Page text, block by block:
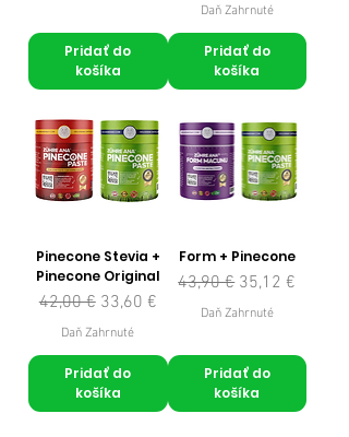
Pridať do
košíka
Daň Zahrnuté
Pridať do
košíka
Pinecone Stevia +
Pinecone Original
Normálna cena
42,00 € Zľavnená cena
33,60 €
Daň Zahrnuté
Pridať do
košíka
Form + Pinecone
Normálna cena
43,90 € Zľavnená cena
35,12 €
Daň Zahrnuté
Pridať do
košíka